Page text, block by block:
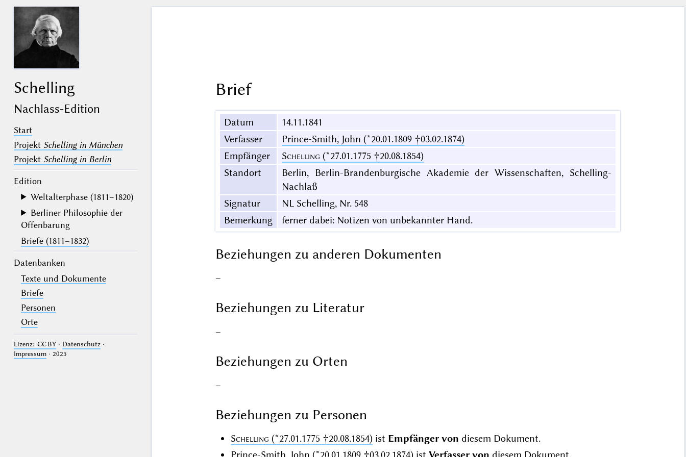
Schelling
Nachlass-Edition
Start
Projekt Schelling in München
Projekt Schelling in Berlin
Edition
Weltalterphase (1811–1820)
Berliner Philosophie der
Offenbarung
Briefe (1811–1832)
Datenbanken
Texte und Dokumente
Briefe
Personen
Orte
Lizenz: CC BY· Datenschutz·
Impressum· 2025
Brief
Datum
14.11.1841
Verfasser
Prince-Smith, John (*20.01.1809 †03.02.1874)
Empfänger
Schelling (*27.01.1775 †20.08.1854)
Standort
Berlin, Berlin-Brandenburgische Akademie der Wissenschaften, Schelling-
Nachlaß
Signatur
NL Schelling, Nr. 548
Bemerkung
ferner dabei: Notizen von unbekannter Hand.
Beziehungen zu anderen Dokumenten
–
Beziehungen zu Literatur
–
Beziehungen zu Orten
–
Beziehungen zu Personen
Schelling (*27.01.1775 †20.08.1854)ist Empfänger von diesem Dokument.